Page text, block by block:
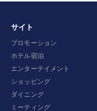
サイト
プロモーション
ホテル宿泊
エンターテイメント
ショッピング
ダイニング
ミーティング